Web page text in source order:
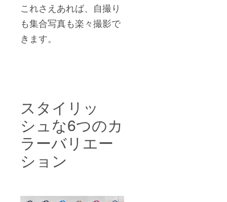
これさえあれば、自撮り
も集合写真も楽々撮影で
きます。
スタイリッ
シュな6つのカ
ラーバリエー
ション